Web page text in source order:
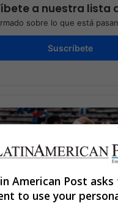
a nuestra lista
sobre lo que está
Suscríbete
American Post
to use your